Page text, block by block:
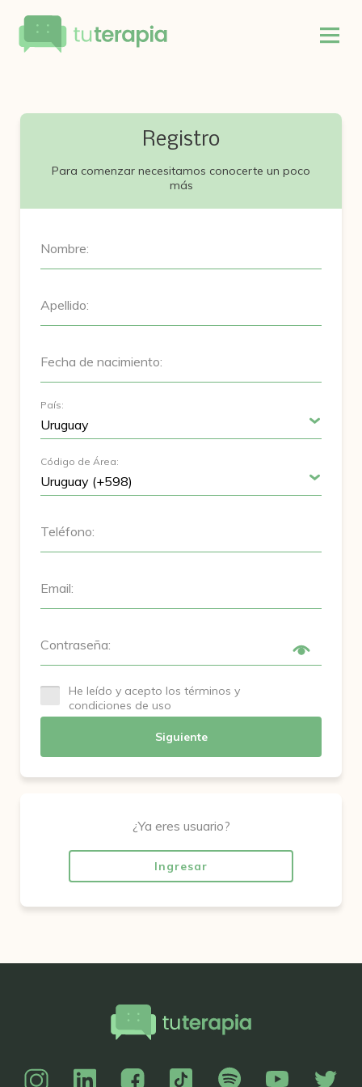
Registro
Para comenzar necesitamos conocerte un poco
más
Nombre:
Apellido:
Fecha de nacimiento:
País:
Código de Área:
Teléfono:
Email:
Contraseña:
He leído y acepto los términos y
condiciones de uso
Siguiente
¿Ya eres usuario?
Ingresar